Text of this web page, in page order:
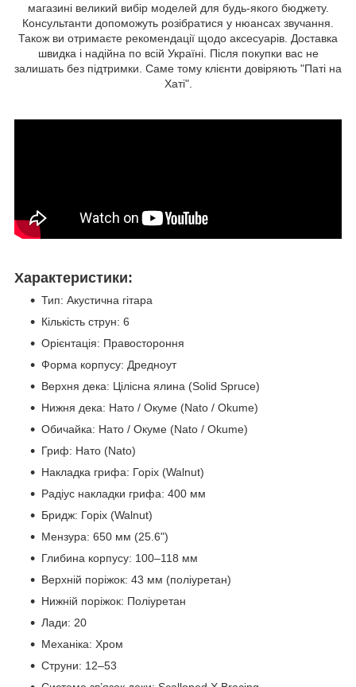
магазині великий вибір моделей для будь-якого бюджету.
Консультанти допоможуть розібратися у нюансах звучання.
Також ви отримаєте рекомендації щодо аксесуарів. Доставка
швидка і надійна по всій Україні. Після покупки вас не
залишать без підтримки. Саме тому клієнти довіряють "Паті на
Хаті".
Характеристики:
Тип: Акустична гітара
Кількість струн: 6
Орієнтація: Правостороння
Форма корпусу: Дредноут
Верхня дека: Цілісна ялина (Solid Spruce)
Нижня дека: Нато / Окуме (Nato / Okume)
Обичайка: Нато / Окуме (Nato / Okume)
Гриф: Нато (Nato)
Накладка грифа: Горіх (Walnut)
Радіус накладки грифа: 400 мм
Бридж: Горіх (Walnut)
Мензура: 650 мм (25.6")
Глибина корпусу: 100–118 мм
Верхній поріжок: 43 мм (поліуретан)
Нижній поріжок: Поліуретан
Лади: 20
Механіка: Хром
Струни: 12–53